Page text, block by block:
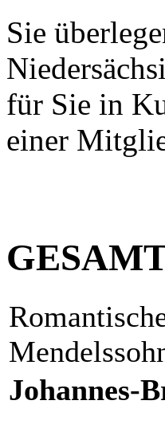
Sie
für Sie in
einer
Johannes-